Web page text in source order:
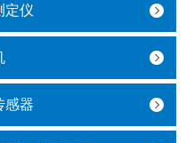
定仪
感器